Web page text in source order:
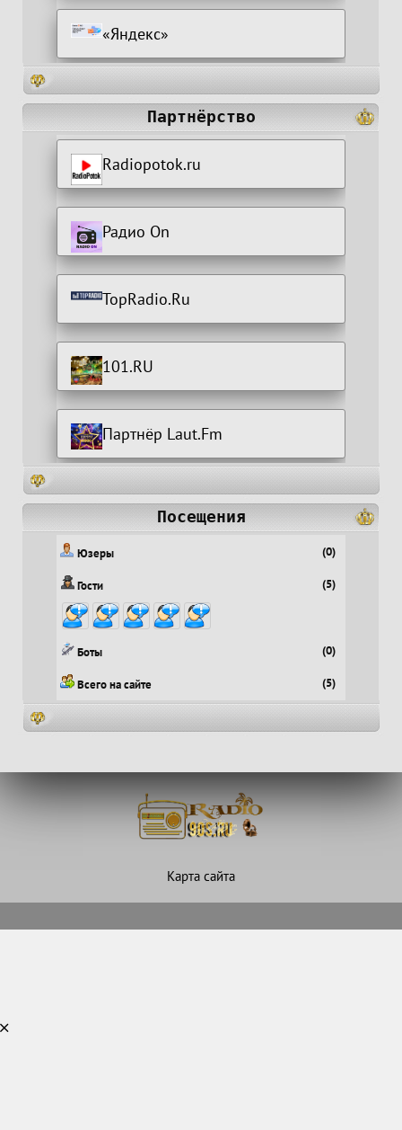
«Яндекс»
Партнёрство
Radiopotok.ru
Радио On
TopRadio.Ru
101.RU
Партнёр Laut.Fm
Посещения
Юзеры (0)
Гости (5)
Боты (0)
Всего на сайте (5)
Карта сайта